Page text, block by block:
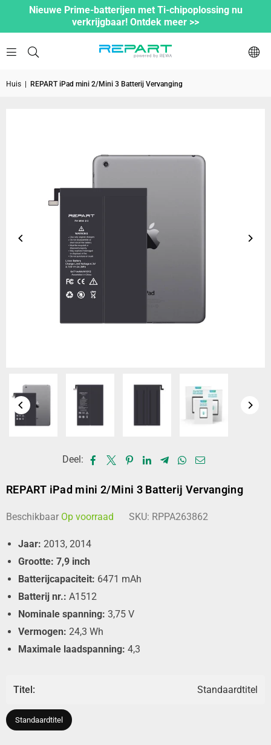
Nieuwe Prime-batterijen met Ti-chipoplossing nu
verkrijgbaar! Ontdek meer >>
Huis REPART iPad mini 2/Mini 3 Batterij Vervanging
Deel:
REPART iPad mini 2/Mini 3 Batterij Vervanging
Beschikbaar Op voorraad SKU: RPPA263862
Jaar: 2013, 2014
Grootte: 7,9 inch
Batterijcapaciteit: 6471 mAh
Batterij nr.: A1512
Nominale spanning: 3,75 V
Vermogen: 24,3 Wh
Maximale laadspanning: 4,3
Titel: Standaardtitel
Standaardtitel